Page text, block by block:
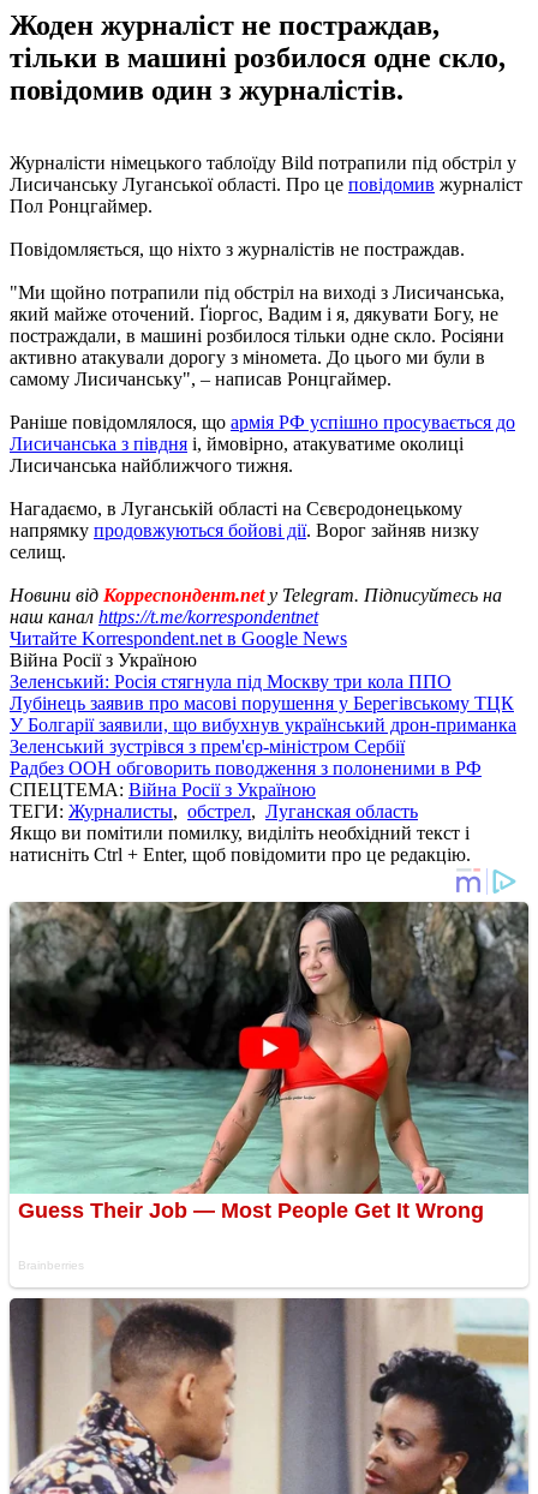
Жоден журналіст не постраждав,
тільки в машині розбилося одне скло,
повідомив один з журналістів.
Журналісти німецького таблоїду Bild потрапили під обстріл у
Лисичанську Луганської області. Про це повідомив журналіст
Пол Ронцгаймер.
Повідомляється, що ніхто з журналістів не постраждав.
"Ми щойно потрапили під обстріл на виході з Лисичанська,
який майже оточений. Ґіоргос, Вадим і я, дякувати Богу, не
постраждали, в машині розбилося тільки одне скло. Росіяни
активно атакували дорогу з міномета. До цього ми були в
самому Лисичанську", – написав Ронцгаймер.
Раніше повідомлялося, що армія РФ успішно просувається до
Лисичанська з півдня і, ймовірно, атакуватиме околиці
Лисичанська найближчого тижня.
Нагадаємо, в Луганській області на Сєвєродонецькому
напрямку продовжуються бойові дії. Ворог зайняв низку
селищ.
Новини від Корреспондент.netу Telegram. Підписуйтесь на
наш канал https://t.me/korrespondentnet
Читайте Korrespondent.net в Google News
Війна Росії з Україною
Зеленський: Росія стягнула під Москву три кола ППО
Лубінець заявив про масові порушення у Берегівському ТЦК
У Болгарії заявили, що вибухнув український дрон-приманка
Зеленський зустрівся з прем'єр-міністром Сербії
Радбез ООН обговорить поводження з полоненими в РФ
СПЕЦТЕМА: Війна Росії з Україною
ТЕГИ: Журналисты, обстрел, Луганская область
Якщо ви помітили помилку, виділіть необхідний текст і
натисніть Ctrl + Enter, щоб повідомити про це редакцію.